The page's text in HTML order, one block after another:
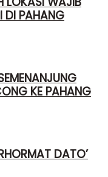
DI PAHANG
KE PAHANG
DATO’